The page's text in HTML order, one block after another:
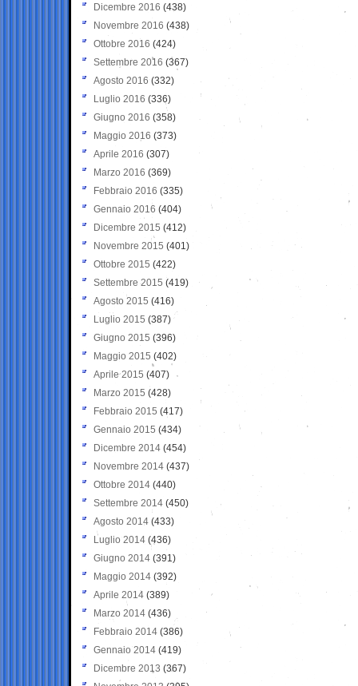
Dicembre 2016 (438)
Novembre 2016 (438)
Ottobre 2016 (424)
Settembre 2016 (367)
Agosto 2016 (332)
Luglio 2016 (336)
Giugno 2016 (358)
Maggio 2016 (373)
Aprile 2016 (307)
Marzo 2016 (369)
Febbraio 2016 (335)
Gennaio 2016 (404)
Dicembre 2015 (412)
Novembre 2015 (401)
Ottobre 2015 (422)
Settembre 2015 (419)
Agosto 2015 (416)
Luglio 2015 (387)
Giugno 2015 (396)
Maggio 2015 (402)
Aprile 2015 (407)
Marzo 2015 (428)
Febbraio 2015 (417)
Gennaio 2015 (434)
Dicembre 2014 (454)
Novembre 2014 (437)
Ottobre 2014 (440)
Settembre 2014 (450)
Agosto 2014 (433)
Luglio 2014 (436)
Giugno 2014 (391)
Maggio 2014 (392)
Aprile 2014 (389)
Marzo 2014 (436)
Febbraio 2014 (386)
Gennaio 2014 (419)
Dicembre 2013 (367)